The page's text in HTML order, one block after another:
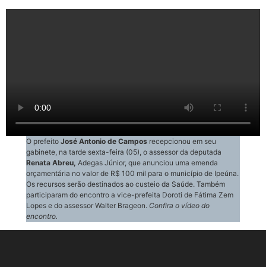
O prefeitoJosé Antonio de Campos recepcionou em seu
gabinete, na tarde sexta-feira (05), o assessor da deputada
Renata Abreu, Adegas Júnior, que anunciou uma emenda
orçamentária no valor de R$ 100 mil para o município de Ipeúna.
Os recursos serão destinados ao custeio da Saúde. Também
participaram do encontro a vice-prefeita Doroti de Fátima Zem
Lopes e do assessor Walter Brageon. Confira o vídeo do
encontro.